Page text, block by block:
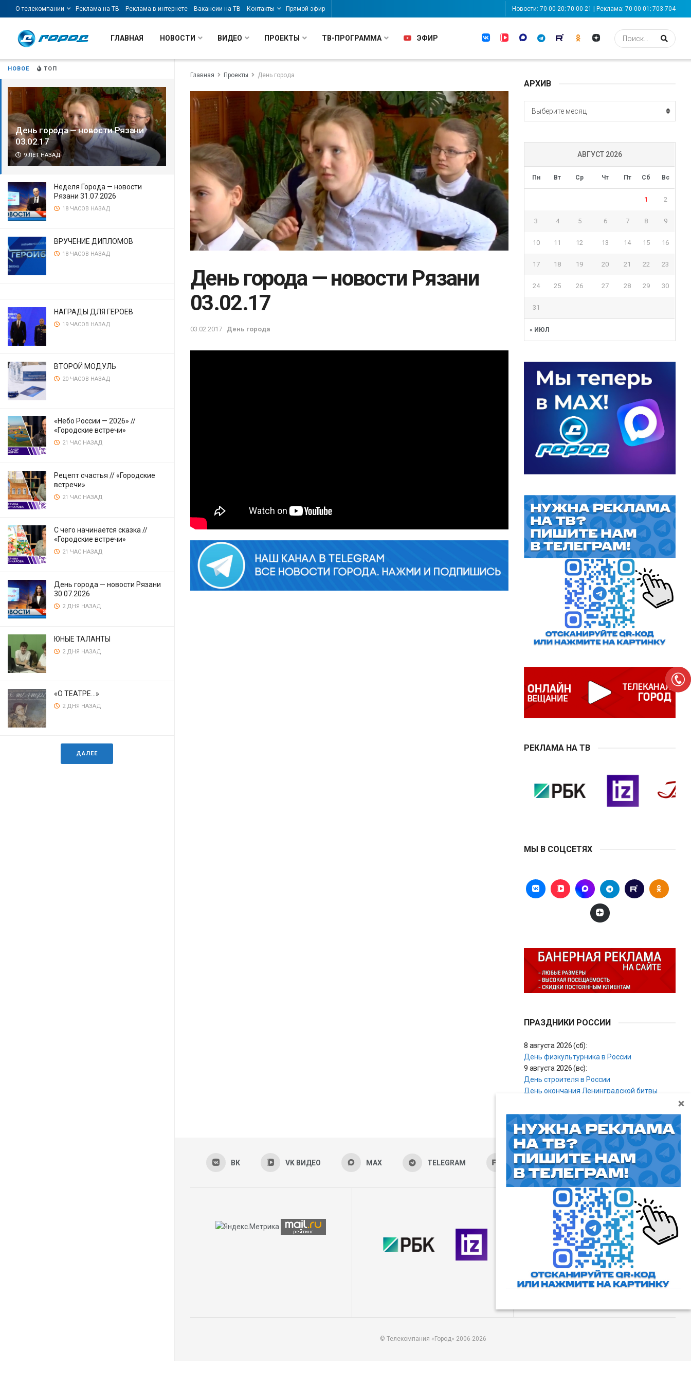
НОВОЕ ТОП
День города — новости Рязани
03.02.17
9 ЛЕТ НАЗАД
Неделя Города — новости
Рязани 31.07.2026
18 ЧАСОВ НАЗАД
ВРУЧЕНИЕ ДИПЛОМОВ
18 ЧАСОВ НАЗАД
НАГРАДЫ ДЛЯ ГЕРОЕВ
19 ЧАСОВ НАЗАД
ВТОРОЙ МОДУЛЬ
20 ЧАСОВ НАЗАД
«Небо России — 2026» //
«Городские встречи»
21 ЧАС НАЗАД
Рецепт счастья // «Городские
встречи»
21 ЧАС НАЗАД
С чего начинается сказка //
«Городские встречи»
21 ЧАС НАЗАД
День города — новости Рязани
30.07.2026
2 ДНЯ НАЗАД
ЮНЫЕ ТАЛАНТЫ
2 ДНЯ НАЗАД
«О ТЕАТРЕ…»
2 ДНЯ НАЗАД
ДАЛЕЕ
О телекомпании Реклама на ТВ Реклама в интернете Вакансии на ТВ Контакты Прямой эфир Новости: 70-00-20; 70-00-21 | Реклама: 70-00-01; 703-704
ГЛАВНАЯ НОВОСТИ ВИДЕО ПРОЕКТЫ ТВ-ПРОГРАММА ЭФИР
Главная Проекты День города
День города — новости Рязани
03.02.17
03.02.2017 День города
АРХИВ
АРХИВ
Выберите месяц
АВГУСТ 2026
Пн Вт Ср Чт Пт Сб Вс
« ИЮЛ
1 2
3 4 5 6 7 8 9
10 11 12 13 14 15 16
17 18 19 20 21 22 23
24 25 26 27 28 29 30
31
РЕКЛАМА НА ТВ
МЫ В СОЦСЕТЯХ
ПРАЗДНИКИ РОССИИ
8 августа 2026 (сб):
День физкультурника в России
9 августа 2026 (вс):
День строителя в России
День окончания Ленинградской битвы
ВК VK ВИДЕО MAX TELEGRAM RUTUBE ОК ДЗЕН
Пользовательское соглашение
Все права защищены. Любое
использование материалов
допускается только с согласия
редакции, а также с ссылкой на
сайт.
© Телекомпания «Город» 2006-2026